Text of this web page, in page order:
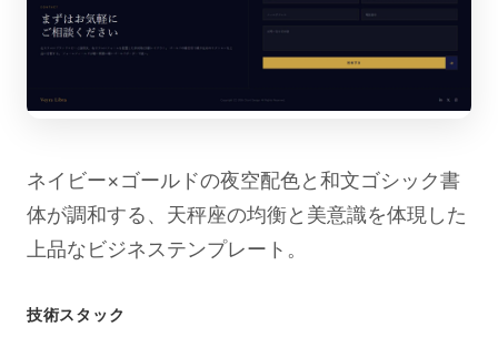
ネイビー×ゴールドの夜空配色と和文ゴシック書
体が調和する、天秤座の均衡と美意識を体現した
上品なビジネステンプレート。
技術スタック